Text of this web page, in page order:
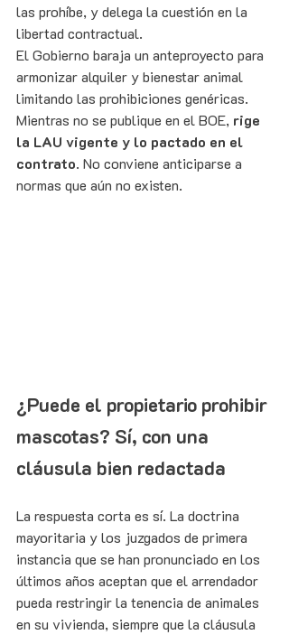
las prohíbe, y delega la cuestión en la
libertad contractual.
El Gobierno baraja un anteproyecto para
armonizar alquiler y bienestar animal
limitando las prohibiciones genéricas.
Mientras no se publique en el BOE, rige
la LAU vigente y lo pactado en el
contrato. No conviene anticiparse a
normas que aún no existen.
¿Puede el propietario prohibir
mascotas? Sí, con una
cláusula bien redactada
La respuesta corta es sí. La doctrina
mayoritaria y los juzgados de primera
instancia que se han pronunciado en los
últimos años aceptan que el arrendador
pueda restringir la tenencia de animales
en su vivienda, siempre que la cláusula